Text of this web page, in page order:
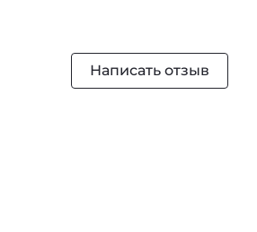
Написать отзыв